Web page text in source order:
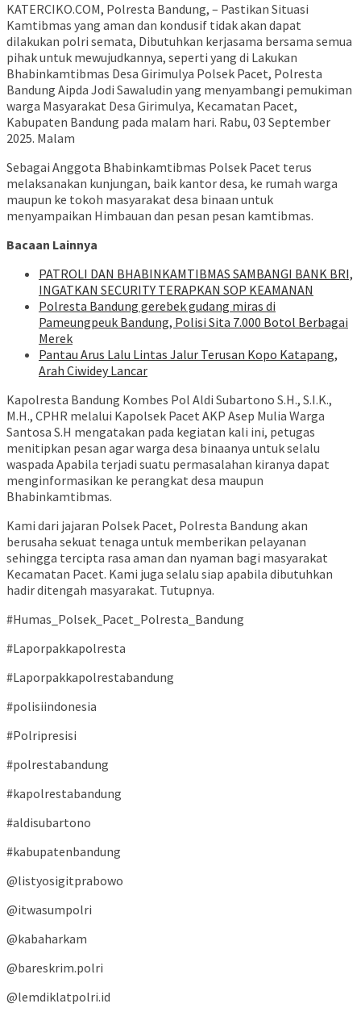
KATERCIKO.COM, Polresta Bandung, – Pastikan Situasi
Kamtibmas yang aman dan kondusif tidak akan dapat
dilakukan polri semata, Dibutuhkan kerjasama bersama semua
pihak untuk mewujudkannya, seperti yang di Lakukan
Bhabinkamtibmas Desa Girimulya Polsek Pacet, Polresta
Bandung Aipda Jodi Sawaludin yang menyambangi pemukiman
warga Masyarakat Desa Girimulya, Kecamatan Pacet,
Kabupaten Bandung pada malam hari. Rabu, 03 September
2025. Malam
Sebagai Anggota Bhabinkamtibmas Polsek Pacet terus
melaksanakan kunjungan, baik kantor desa, ke rumah warga
maupun ke tokoh masyarakat desa binaan untuk
menyampaikan Himbauan dan pesan pesan kamtibmas.
Bacaan Lainnya
‎PATROLI DAN BHABINKAMTIBMAS SAMBANGI BANK BRI,
INGATKAN SECURITY TERAPKAN SOP KEAMANAN
Polresta Bandung gerebek gudang miras di
Pameungpeuk Bandung, Polisi Sita 7.000 Botol Berbagai
Merek
Pantau Arus Lalu Lintas Jalur Terusan Kopo Katapang,
Arah Ciwidey Lancar
Kapolresta Bandung Kombes Pol Aldi Subartono S.H., S.I.K.,
M.H., CPHR melalui Kapolsek Pacet AKP Asep Mulia Warga
Santosa S.H mengatakan pada kegiatan kali ini, petugas
menitipkan pesan agar warga desa binaanya untuk selalu
waspada Apabila terjadi suatu permasalahan kiranya dapat
menginformasikan ke perangkat desa maupun
Bhabinkamtibmas.
Kami dari jajaran Polsek Pacet, Polresta Bandung akan
berusaha sekuat tenaga untuk memberikan pelayanan
sehingga tercipta rasa aman dan nyaman bagi masyarakat
Kecamatan Pacet. Kami juga selalu siap apabila dibutuhkan
hadir ditengah masyarakat. Tutupnya.
#Humas_Polsek_Pacet_Polresta_Bandung
#Laporpakkapolresta
#Laporpakkapolrestabandung
#polisiindonesia
#Polripresisi
#polrestabandung
#kapolrestabandung
#aldisubartono
#kabupatenbandung
@listyosigitprabowo
@itwasumpolri
@kabaharkam
@bareskrim.polri
@lemdiklatpolri.id